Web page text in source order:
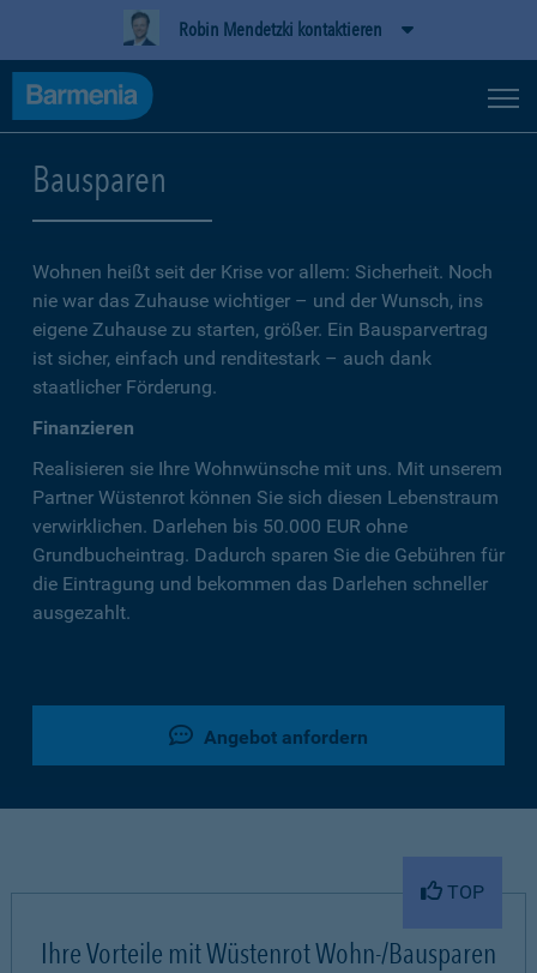
Robin Mendetzki kontaktieren
Bausparen
Wohnen heißt seit der Krise vor allem: Sicherheit. Noch
nie war das Zuhause wichtiger – und der Wunsch, ins
eigene Zuhause zu starten, größer. Ein Bausparvertrag
ist sicher, einfach und renditestark – auch dank
staatlicher Förderung.
Finanzieren
Realisieren sie Ihre Wohnwünsche mit uns. Mit unserem
Partner Wüstenrot können Sie sich diesen Lebenstraum
verwirklichen. Darlehen bis 50.000 EUR ohne
Grundbucheintrag. Dadurch sparen Sie die Gebühren für
die Eintragung und bekommen das Darlehen schneller
ausgezahlt.
Angebot anfordern
TOP
Ihre Vorteile mit Wüstenrot Wohn-/Bausparen